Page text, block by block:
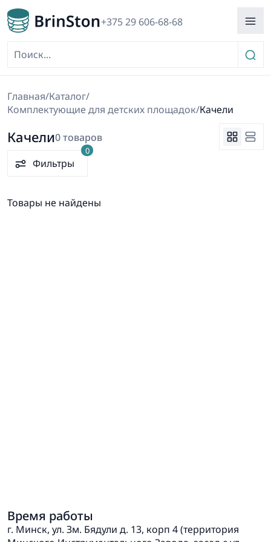
+375 29 606-68-68
Главная/Каталог/
Комплектующие для детских площадок/Качели
Качели0 товаров
Фильтры
0
Товары не найдены
Время работы
г. Минск, ул. Зм. Бядули д. 13, корп 4 (территория